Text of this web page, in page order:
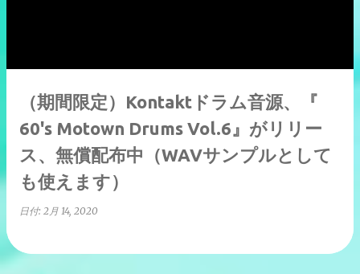
（期間限定）Kontaktドラム音源、『
60's Motown Drums Vol.6』がリリー
ス、無償配布中（WAVサンプルとして
も使えます）
日付: 2月 14, 2020